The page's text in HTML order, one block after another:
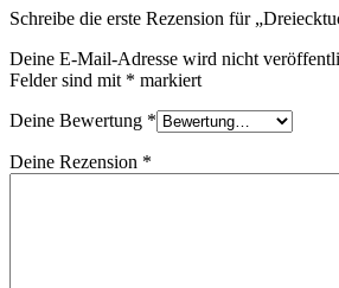
Schreibe die erste Rezension für
Deine E-Mail-Adresse wird nicht
Felder sind mit * markiert
Deine Bewertung *
Deine Rezension *